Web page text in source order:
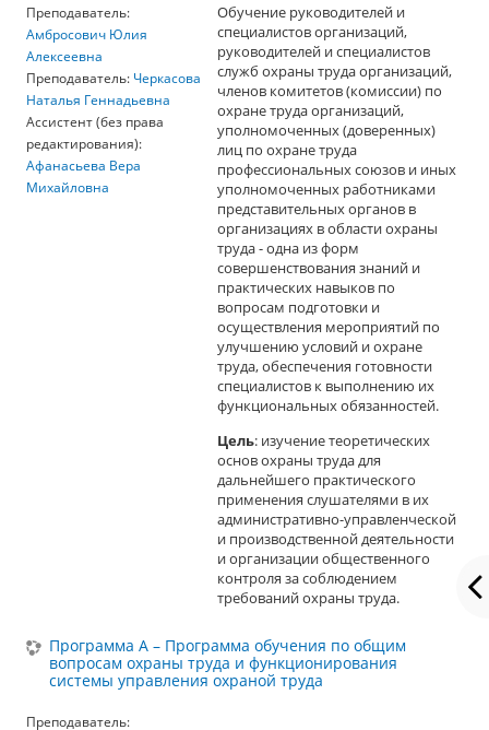
Обучение руководителей и
специалистов организаций,
руководителей и специалистов
служб охраны труда организаций,
членов комитетов (комиссии) по
охране труда организаций,
уполномоченных (доверенных)
лиц по охране труда
профессиональных союзов и иных
уполномоченных работниками
представительных органов в
организациях в области охраны
труда - одна из форм
совершенствования знаний и
практических навыков по
вопросам подготовки и
осуществления мероприятий по
улучшению условий и охране
труда, обеспечения готовности
специалистов к выполнению их
функциональных обязанностей.
Цель: изучение теоретических
основ охраны труда для
дальнейшего практического
применения слушателями в их
административно-управленческой
и производственной деятельности
и организации общественного
контроля за соблюдением
требований охраны труда.
Преподаватель:
Амбросович Юлия
Алексеевна
Преподаватель: Черкасова
Наталья Геннадьевна
Ассистент (без права
редактирования):
Афанасьева Вера
Михайловна
Программа А – Программа обучения по общим
вопросам охраны труда и функционирования
системы управления охраной труда
Преподаватель: